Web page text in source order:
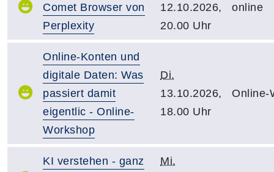
Comet Browser von
Perplexity
12.10.2026,
20.00 Uhr
online
Online-Konten und
digitale Daten: Was
passiert damit
eigentlic - Online-
Workshop
Di.
13.10.2026,
18.00 Uhr
Online-
KI verstehen - ganz
Mi.